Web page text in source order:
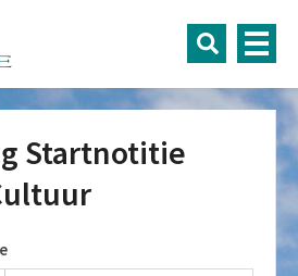
Startnotitie